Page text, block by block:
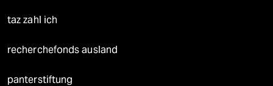
taz zahl ich
recherchefonds ausland
panterstiftung